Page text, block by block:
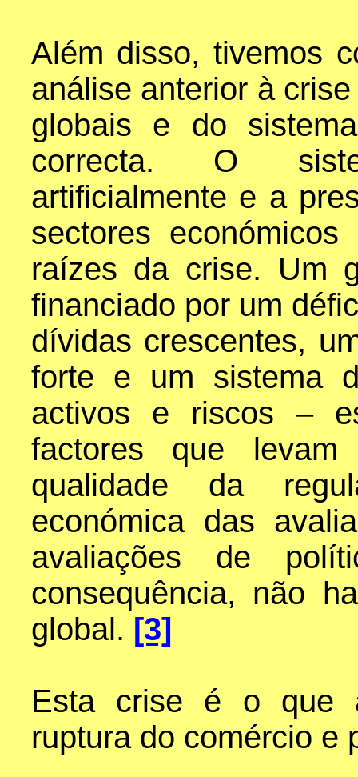
Além disso, tivemos
análise anterior à
globais e do
correcta. O
artificialmente e a
sectores
raízes da crise. Um
financiado por um
dívidas crescentes,
forte e um sistema
activos e riscos –
factores que
qualidade da
económica das
avaliações de
consequência, não
global. [3]
Esta crise é o que
ruptura do comércio e